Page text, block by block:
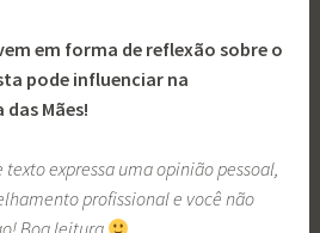
em forma de reflexão sobre o
pode influenciar na
Mães!
expressa uma opinião pessoal,
profissional e você não